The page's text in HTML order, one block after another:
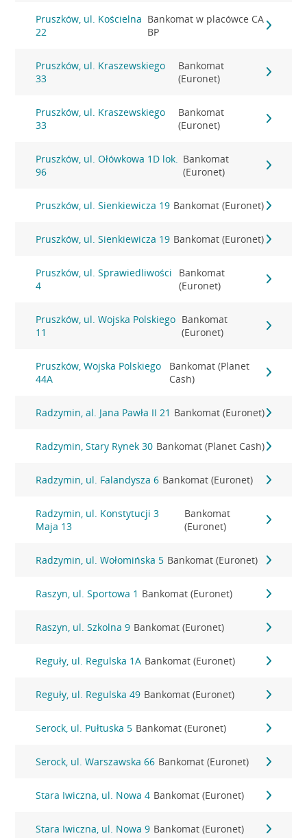
Pruszków, ul. Kościelna
22
Bankomat w placówce CA
BP
Pruszków, ul. Kraszewskiego
33
Bankomat
(Euronet)
Pruszków, ul. Kraszewskiego
33
Bankomat
(Euronet)
Pruszków, ul. Ołówkowa 1D lok.
96
Bankomat
(Euronet)
Pruszków, ul. Sienkiewicza 19 Bankomat (Euronet)
Pruszków, ul. Sienkiewicza 19 Bankomat (Euronet)
Pruszków, ul. Sprawiedliwości
4
Bankomat
(Euronet)
Pruszków, ul. Wojska Polskiego
11
Bankomat
(Euronet)
Pruszków, Wojska Polskiego
44A
Bankomat (Planet
Cash)
Radzymin, al. Jana Pawła II 21 Bankomat (Euronet)
Radzymin, Stary Rynek 30 Bankomat (Planet Cash)
Radzymin, ul. Falandysza 6 Bankomat (Euronet)
Radzymin, ul. Konstytucji 3
Maja 13
Bankomat
(Euronet)
Radzymin, ul. Wołomińska 5 Bankomat (Euronet)
Raszyn, ul. Sportowa 1 Bankomat (Euronet)
Raszyn, ul. Szkolna 9 Bankomat (Euronet)
Reguły, ul. Regulska 1A Bankomat (Euronet)
Reguły, ul. Regulska 49 Bankomat (Euronet)
Serock, ul. Pułtuska 5 Bankomat (Euronet)
Serock, ul. Warszawska 66 Bankomat (Euronet)
Stara Iwiczna, ul. Nowa 4 Bankomat (Euronet)
Stara Iwiczna, ul. Nowa 9 Bankomat (Euronet)